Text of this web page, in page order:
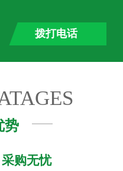
拨打电话
势
购无忧